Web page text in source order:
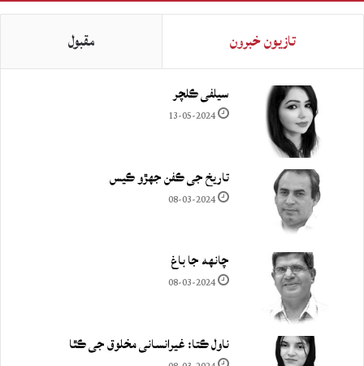
تازيون خبرون مقبول
سيلفي ڪلچر
13-05-2024
تاريخ جي ڪفن جھڙو ڪيس
08-03-2024
چانهه جا باغ
08-03-2024
ناول ڪتا: غيرانساني مخلوق جي ڪٿا